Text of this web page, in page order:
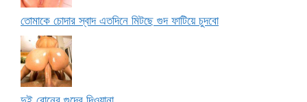
তোমাকে চোদার স্বাদ এতদিনে মিটছে গুদ ফাটিয়ে চুদবো